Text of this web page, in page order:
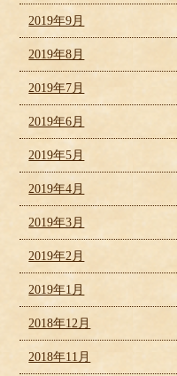
2019年9月
2019年8月
2019年7月
2019年6月
2019年5月
2019年4月
2019年3月
2019年2月
2019年1月
2018年12月
2018年11月